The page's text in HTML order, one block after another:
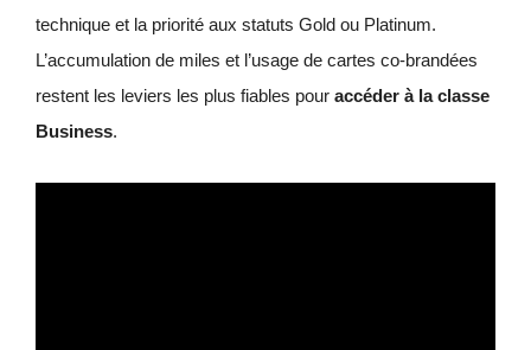
technique et la priorité aux statuts Gold ou Platinum.
L’accumulation de miles et l’usage de cartes co-brandées
restent les leviers les plus fiables pour accéder à la classe
Business.